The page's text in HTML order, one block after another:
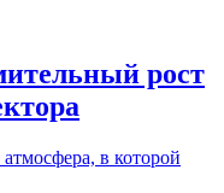
рост